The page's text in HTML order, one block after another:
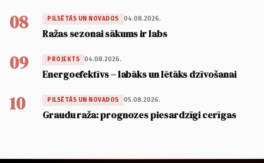
08 PILSĒTĀS UN NOVADOS 04.08.2026.
Ražas sezonai sākums ir labs
09 PROJEKTS 04.08.2026.
Energoefektīvs – labāks un lētāks dzīvošanai
10 PILSĒTĀS UN NOVADOS 05.08.2026.
Graudu raža: prognozes piesardzīgi cerīgas